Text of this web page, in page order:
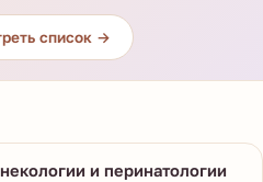
список →
и перинатологии